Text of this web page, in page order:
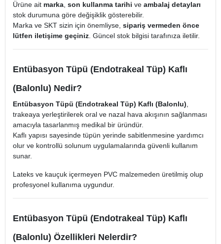
Ürüne ait marka, son kullanma tarihi ve ambalaj detayları
stok durumuna göre değişiklik gösterebilir.
Marka ve SKT sizin için önemliyse, sipariş vermeden önce
lütfen iletişime geçiniz. Güncel stok bilgisi tarafınıza iletilir.
Entübasyon Tüpü (Endotrakeal Tüp) Kaflı
(Balonlu) Nedir?
Entübasyon Tüpü (Endotrakeal Tüp) Kaflı (Balonlu),
trakeaya yerleştirilerek oral ve nazal hava akışının sağlanması
amacıyla tasarlanmış medikal bir üründür.
Kaflı yapısı sayesinde tüpün yerinde sabitlenmesine yardımcı
olur ve kontrollü solunum uygulamalarında güvenli kullanım
sunar.
Lateks ve kauçuk içermeyen PVC malzemeden üretilmiş olup
profesyonel kullanıma uygundur.
Entübasyon Tüpü (Endotrakeal Tüp) Kaflı
(Balonlu) Özellikleri Nelerdir?